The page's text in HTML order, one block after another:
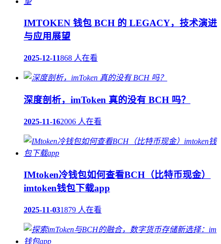
IMTOKEN 钱包 BCH 的 LEGACY，技术演进
与应用展望
2025-12-11868 人在看
深度剖析，imToken 真的没有 BCH 吗？
2025-11-162006 人在看
IMtoken冷钱包如何查看BCH（比特币现金）
imtoken钱包下载app
2025-11-031879 人在看